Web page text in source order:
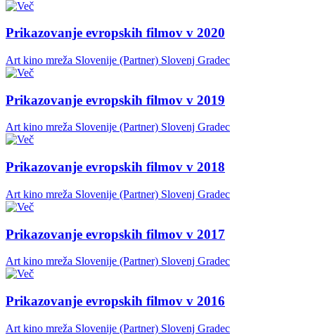
Prikazovanje evropskih filmov v 2020
Art kino mreža Slovenije (Partner) Slovenj Gradec
Prikazovanje evropskih filmov v 2019
Art kino mreža Slovenije (Partner) Slovenj Gradec
Prikazovanje evropskih filmov v 2018
Art kino mreža Slovenije (Partner) Slovenj Gradec
Prikazovanje evropskih filmov v 2017
Art kino mreža Slovenije (Partner) Slovenj Gradec
Prikazovanje evropskih filmov v 2016
Art kino mreža Slovenije (Partner) Slovenj Gradec